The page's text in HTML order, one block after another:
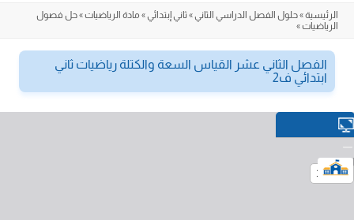
الرئيسية»حلول الفصل الدراسي الثاني» ثاني إبتدائي» مادة الرياضيات»حل فصول
الرياضيات»
الفصل الثاني عشر القياس السعة والكتلة رياضيات ثاني
ابتدائي ف2